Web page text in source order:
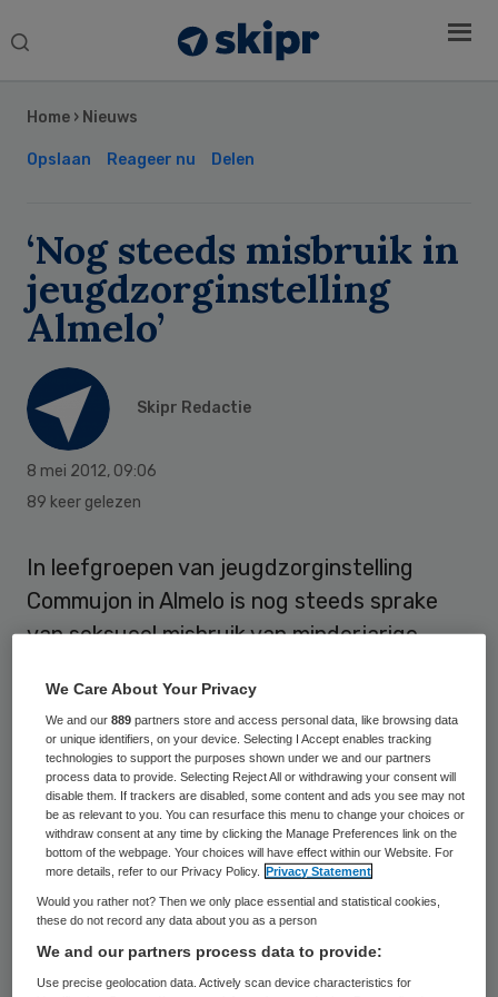
Search
Home › Nieuws
Opslaan Reageer nu Delen
‘Nog steeds misbruik in
jeugdzorginstelling
Almelo’
Skipr Redactie
8 mei 2012, 09:06
89 keer gelezen
In leefgroepen van jeugdzorginstelling
Commujon in Almelo is nog steeds sprake
van seksueel misbruik van minderjarige
tussen de bewoners onderling, die de
leiding onvoldoende weet te voorkomen.
Procedure tegen Commujon
Dat heeft advocaat Bert Oude Middendorp
uit Enschede dinsdag gezegd. Hij voert
namens een 11-jarig meisje en enkele
ouderparen procedures tegen de instelling
Sidebar
We Care About Your Privacy
We and our889 partners store and access personal data, like browsing data
or unique identifiers, on your device. Selecting I Accept enables tracking
technologies to support the purposes shown under we and our partners
process data to provide. Selecting Reject All or withdrawing your consent will
disable them. If trackers are disabled, some content and ads you see may not
be as relevant to you. You can resurface this menu to change your choices or
withdraw consent at any time by clicking the Manage Preferences link on the
bottom of the webpage. Your choices will have effect within our Website. For
more details, refer to our Privacy Policy.
Privacy Statement
Would you rather not? Then we only place essential and statistical cookies,
these do not record any data about you as a person
We and our partners process data to provide:
Use precise geolocation data. Actively scan device characteristics for